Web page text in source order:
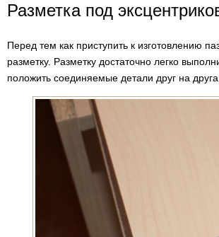
Разметка под
Перед тем как приступить к изготовлению
разметку. Разметку достаточно легко
положить соединяемые детали друг на